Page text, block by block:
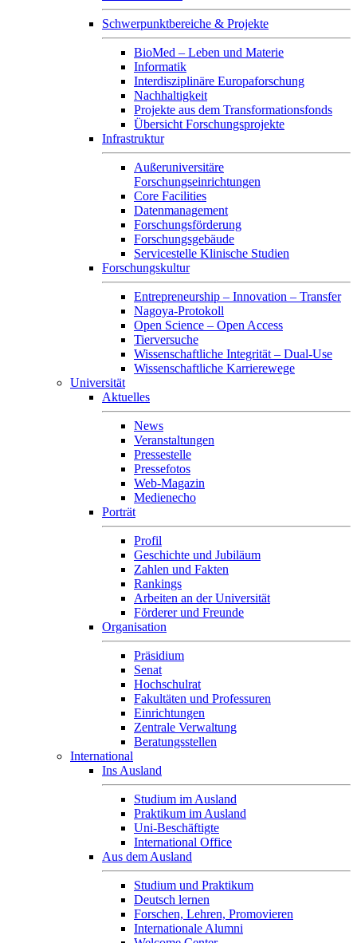
Schwerpunktbereiche & Projekte
BioMed – Leben und Materie
Informatik
Interdisziplinäre Europaforschung
Nachhaltigkeit
Projekte aus dem Transformationsfonds
Übersicht Forschungsprojekte
Infrastruktur
Außeruniversitäre
Forschungseinrichtungen
Core Facilities
Datenmanagement
Forschungsförderung
Forschungsgebäude
Servicestelle Klinische Studien
Forschungskultur
Entrepreneurship – Innovation – Transfer
Nagoya-Protokoll
Open Science – Open Access
Tierversuche
Wissenschaftliche Integrität – Dual-Use
Wissenschaftliche Karrierewege
Universität
Aktuelles
News
Veranstaltungen
Pressestelle
Pressefotos
Web-Magazin
Medienecho
Porträt
Profil
Geschichte und Jubiläum
Zahlen und Fakten
Rankings
Arbeiten an der Universität
Förderer und Freunde
Organisation
Präsidium
Senat
Hochschulrat
Fakultäten und Professuren
Einrichtungen
Zentrale Verwaltung
Beratungsstellen
International
Ins Ausland
Studium im Ausland
Praktikum im Ausland
Uni-Beschäftigte
International Office
Aus dem Ausland
Studium und Praktikum
Deutsch lernen
Forschen, Lehren, Promovieren
Internationale Alumni